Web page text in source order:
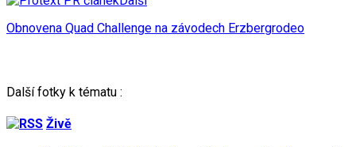
Obnovena Quad Challenge na závodech Erzbergrodeo
Další fotky k tématu :
Živě